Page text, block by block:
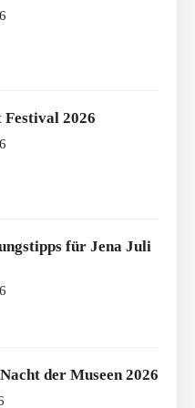
Festival 2026
für Jena Juli
der Museen 2026